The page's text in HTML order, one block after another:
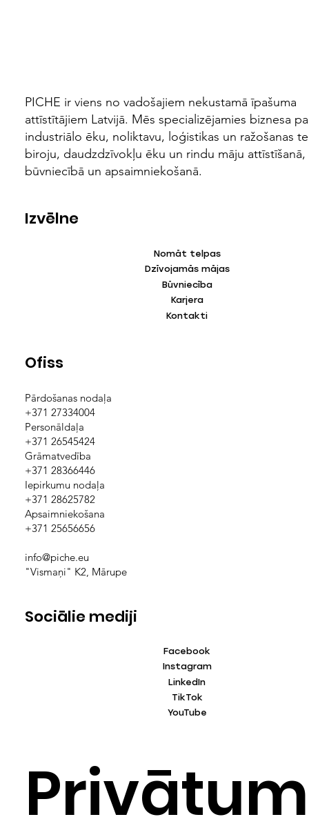
PICHE ir viens no vadošajiem nekustamā īpašuma
attīstītājiem Latvijā. Mēs specializējamies biznesa
industriālo ēku, noliktavu, loģistikas un ražošanas
biroju, daudzdzīvokļu ēku un rindu māju attīstīšanā,
būvniecībā un apsaimniekošanā.
Ofiss
Pārdošanas nodaļa
+371 27334004
Personāldaļa
+371 26545424
Grāmatvedība
+371 28366446
Iepirkumu nodaļa
+371 28625782
Apsaimniekošana
+371 25656656
info@piche.eu
"Vismaņi" K2, Mārupe
Sociālie mediji
Facebook
Instagram
LinkedIn
TikTok
YouTube
Izvēlne
Nomāt telpas
Dzīvojamās mājas
Būvniecība
Karjera
Kontakti